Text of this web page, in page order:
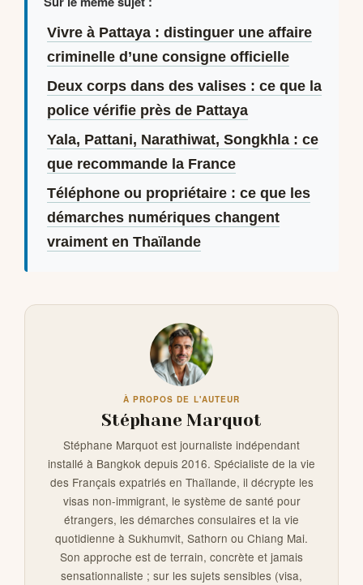
Vivre à Pattaya : distinguer une affaire
criminelle d’une consigne officielle
Deux corps dans des valises : ce que la
police vérifie près de Pattaya
Yala, Pattani, Narathiwat, Songkhla : ce
que recommande la France
Téléphone ou propriétaire : ce que les
démarches numériques changent
vraiment en Thaïlande
À PROPOS DE L'AUTEUR
Stéphane Marquot
Stéphane Marquot est journaliste indépendant
installé à Bangkok depuis 2016. Spécialiste de la vie
des Français expatriés en Thaïlande, il décrypte les
visas non-immigrant, le système de santé pour
étrangers, les démarches consulaires et la vie
quotidienne à Sukhumvit, Sathorn ou Chiang Mai.
Son approche est de terrain, concrète et jamais
sensationnaliste ; sur les sujets sensibles (visa,